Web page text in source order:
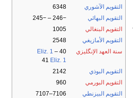
التقويم الآشوري
6348
التقويم البهائي
−246 – −245
التقويم البنغالي
1005
التقويم الأمازيغي
2548
سنة العهد الإنگليزي
40
Eliz. 1 –
41 Eliz. 1
التقويم البوذي
2142
التقويم البورمي
960
التقويم البيزنطي
7106–7107